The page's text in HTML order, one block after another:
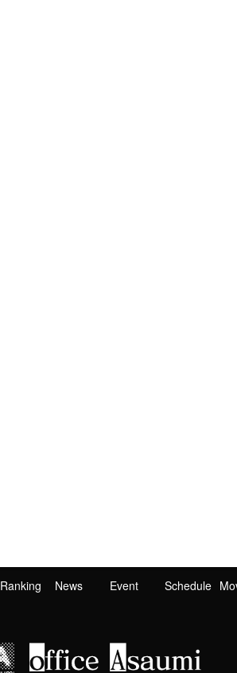
Ranking News Event Schedule